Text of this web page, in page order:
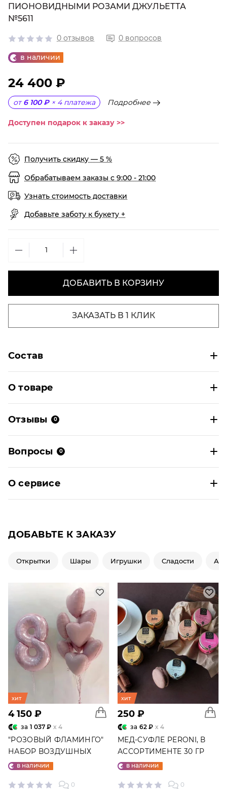
ПИОНОВИДНЫМИ РОЗАМИ ДЖУЛЬЕТТА
№5611
0 отзывов 0 вопросов
в наличии
24 400 ₽
от 6 100 ₽ × 4 платежа Подробнее
Доступен подарок к заказу >>
Получить скидку — 5 %
Обрабатываем заказы с 9:00 - 21:00
Узнать стоимость доставки
Добавьте заботу к букету +
ДОБАВИТЬ В КОРЗИНУ
ЗАКАЗАТЬ В 1 КЛИК
Состав
О товаре
Отзывы 0
Вопросы 0
О сервисе
ДОБАВЬТЕ К ЗАКАЗУ
Открытки Шары Игрушки Сладости
хит
4 150 ₽
за 1 037 ₽ x 4
"РОЗОВЫЙ ФЛАМИНГО"
НАБОР ВОЗДУШНЫХ
ШАРОВ №25
в наличии
0
хит
250 ₽
за 62 ₽ x 4
МЕД-СУФЛЕ PERONI, В
АССОРТИМЕНТЕ 30 ГР
в наличии
0